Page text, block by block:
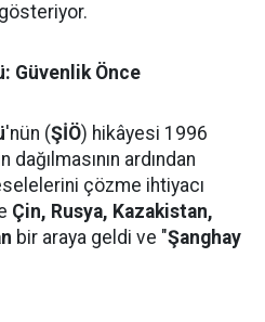
Güvenlik Önce
'nün (ŞİÖ) hikâyesi 1996
dağılmasının ardından
çözme ihtiyacı
Çin, Rusya, Kazakistan,
bir araya geldi ve "Şanghay